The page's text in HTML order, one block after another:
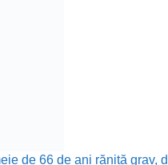
de 66 de ani rănită grav,